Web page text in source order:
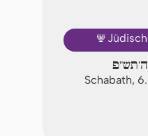
🕎
Schabath,